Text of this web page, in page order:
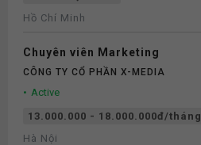
Hồ Chí Minh
Chuyên viên Marketing
CÔNG TY CỔ PHẦN X-MEDIA
Active
13.000.000 - 18.000.000đ/tháng
Hà Nội